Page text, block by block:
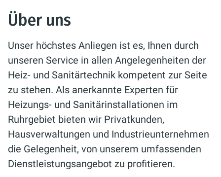
Über uns
Unser höchstes Anliegen ist es, Ihnen durch
unseren Service in allen Angelegenheiten der
Heiz- und Sanitärtechnik kompetent zur Seite
zu stehen. Als anerkannte Experten für
Heizungs- und Sanitärinstallationen im
Ruhrgebiet bieten wir Privatkunden,
Hausverwaltungen und Industrieunternehmen
die Gelegenheit, von unserem umfassenden
Dienstleistungsangebot zu profitieren.